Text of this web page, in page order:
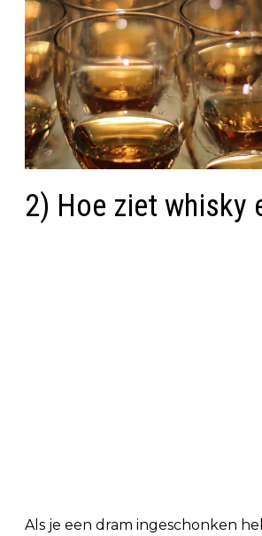
2) Hoe ziet whisky
Als je een dram ingeschonken